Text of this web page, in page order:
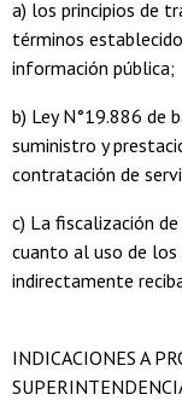
a) los principios de
términos
información pública;
b) Ley N°19.886 de
suministro y
contratación de
c) La fiscalización
cuanto al uso de los
indirectamente
INDICACIONES A